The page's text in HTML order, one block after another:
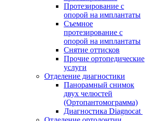
Протезирование с
опорой на имплантаты
Съемное
протезирование с
опорой на имплантаты
Снятие оттисков
Прочие ортопедические
услуги
Отделение диагностики
Панорамный снимок
двух челюстей
(Ортопантомограмма)
Диагностика Diagnocat